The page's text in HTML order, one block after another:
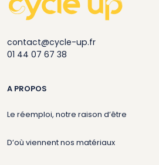
contact@cycle-up.fr
01 44 07 67 38
A PROPOS
Le réemploi, notre raison d’être
D’où viennent nos matériaux